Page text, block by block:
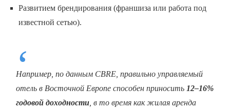
Развитием брендирования (франшиза или работа под
известной сетью).
Например, по данным CBRE, правильно управляемый
отель в Восточной Европе способен приносить 12–16%
годовой доходности , в то время как жилая аренда